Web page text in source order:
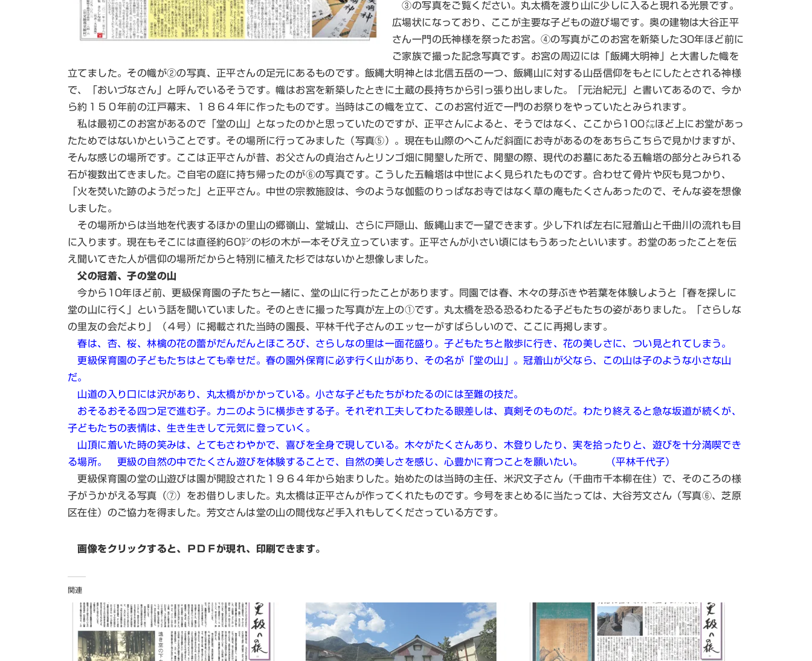
③の写真をご覧ください。丸太橋を渡り山に少しに入ると現れる光景です。
広場状になっており、ここが主要な子どもの遊び場です。奥の建物は大谷正平
さん一門の氏神様を祭ったお宮。④の写真がこのお宮を新築した30年ほど前に
ご家族で撮った記念写真です。お宮の周辺には「飯縄大明神」と大書した幟を
立てました。その幟が②の写真、正平さんの足元にあるものです。飯縄大明神とは北信五岳の一つ、飯縄山に対する山岳信仰をもとにしたとされる神様
で、「おいづなさん」と呼んでいるそうです。幟はお宮を新築したときに土蔵の長持ちから引っ張り出しました。「元治紀元」と書いてあるので、今か
ら約１５０年前の江戸幕末、１８６４年に作ったものです。当時はこの幟を立て、このお宮付近で一門のお祭りをやっていたとみられます。
私は最初このお宮があるので「堂の山」となったのかと思っていたのですが、正平さんによると、そうではなく、ここから100㍍ほど上にお堂があっ
たためではないかということです。その場所に行ってみました（写真⑤）。現在も山際のへこんだ斜面にお寺があるのをあちらこちらで見かけますが、
そんな感じの場所です。ここは正平さんが昔、お父さんの貞治さんとリンゴ畑に開墾した所で、開墾の際、現代のお墓にあたる五輪塔の部分とみられる
石が複数出てきました。ご自宅の庭に持ち帰ったのが⑥の写真です。こうした五輪塔は中世によく見られたものです。合わせて骨片や灰も見つかり、
「火を焚いた跡のようだった」と正平さん。中世の宗教施設は、今のような伽藍のりっぱなお寺ではなく草の庵もたくさんあったので、そんな姿を想像
しました。
その場所からは当地を代表するほかの里山の郷嶺山、堂城山、さらに戸隠山、飯縄山まで一望できます。少し下れば左右に冠着山と千曲川の流れも目
に入ります。現在もそこには直径約60㌢の杉の木が一本そびえ立っています。正平さんが小さい頃にはもうあったといいます。お堂のあったことを伝
え聞いてきた人が信仰の場所だからと特別に植えた杉ではないかと想像しました。
父の冠着、子の堂の山
今から10年ほど前、更級保育園の子たちと一緒に、堂の山に行ったことがあります。同園では春、木々の芽ぶきや若葉を体験しようと「春を探しに
堂の山に行く」という話を聞いていました。そのときに撮った写真が左上の①です。丸太橋を恐る恐るわたる子どもたちの姿がありました。「さらしな
の里友の会だより」（４号）に掲載された当時の園長、平林千代子さんのエッセーがすばらしいので、ここに再掲します。
春は、杏、桜、林檎の花の蕾がだんだんとほころび、さらしなの里は一面花盛り。子どもたちと散歩に行き、花の美しさに、つい見とれてしまう。
更級保育園の子どもたちはとても幸せだ。春の園外保育に必ず行く山があり、その名が「堂の山」。冠着山が父なら、この山は子のような小さな山
だ。
山道の入り口には沢があり、丸太橋がかかっている。小さな子どもたちがわたるのには至難の技だ。
おそるおそる四つ足で進む子。カニのように横歩きする子。それぞれ工夫してわたる眼差しは、真剣そのものだ。わたり終えると急な坂道が続くが、
子どもたちの表情は、生き生きして元気に登っていく。
山頂に着いた時の笑みは、とてもさわやかで、喜びを全身で現している。木々がたくさんあり、木登りしたり、実を拾ったりと、遊びを十分満喫でき
る場所。 更級の自然の中でたくさん遊びを体験することで、自然の美しさを感じ、心豊かに育つことを願いたい。 （平林千代子）
更級保育園の堂の山遊びは園が開設された１９６４年から始まりした。始めたのは当時の主任、米沢文子さん（千曲市千本柳在住）で、そのころの様
子がうかがえる写真（⑦）をお借りしました。丸太橋は正平さんが作ってくれたものです。今号をまとめるに当たっては、大谷芳文さん（写真⑥、芝原
区在住）のご協力を得ました。芳文さんは堂の山の間伐など手入れもしてくださっている方です。
画像をクリックすると、ＰＤＦが現れ、印刷できます。
関連